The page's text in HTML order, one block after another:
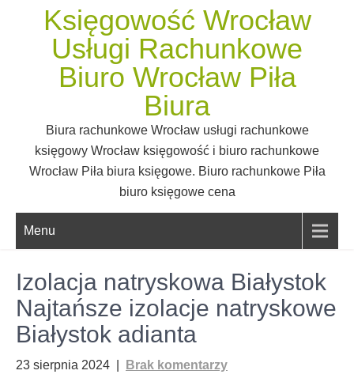
Księgowość Wrocław
Usługi Rachunkowe
Biuro Wrocław Piła
Biura
Biura rachunkowe Wrocław usługi rachunkowe
księgowy Wrocław księgowość i biuro rachunkowe
Wrocław Piła biura księgowe. Biuro rachunkowe Piła
biuro księgowe cena
Menu
Izolacja natryskowa Białystok
Najtańsze izolacje natryskowe
Białystok adianta
23 sierpnia 2024 Brak komentarzy